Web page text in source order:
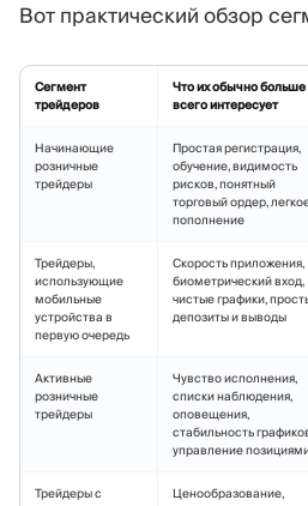
Вот практический обзор
Сегмент
трейдеров
Что их обычно больше
всего интересует
Начинающие
розничные
трейдеры
Простая регистрация,
обучение, видимость
рисков, понятный
торговый ордер,
пополнение
Трейдеры,
использующие
мобильные
устройства в
первую очередь
Скорость приложения,
биометрический вход,
чистые графики,
депозиты и выводы
Активные
розничные
трейдеры
Чувство исполнения,
списки наблюдения,
оповещения,
стабильность
управление
Трейдеры с
Ценообразование,